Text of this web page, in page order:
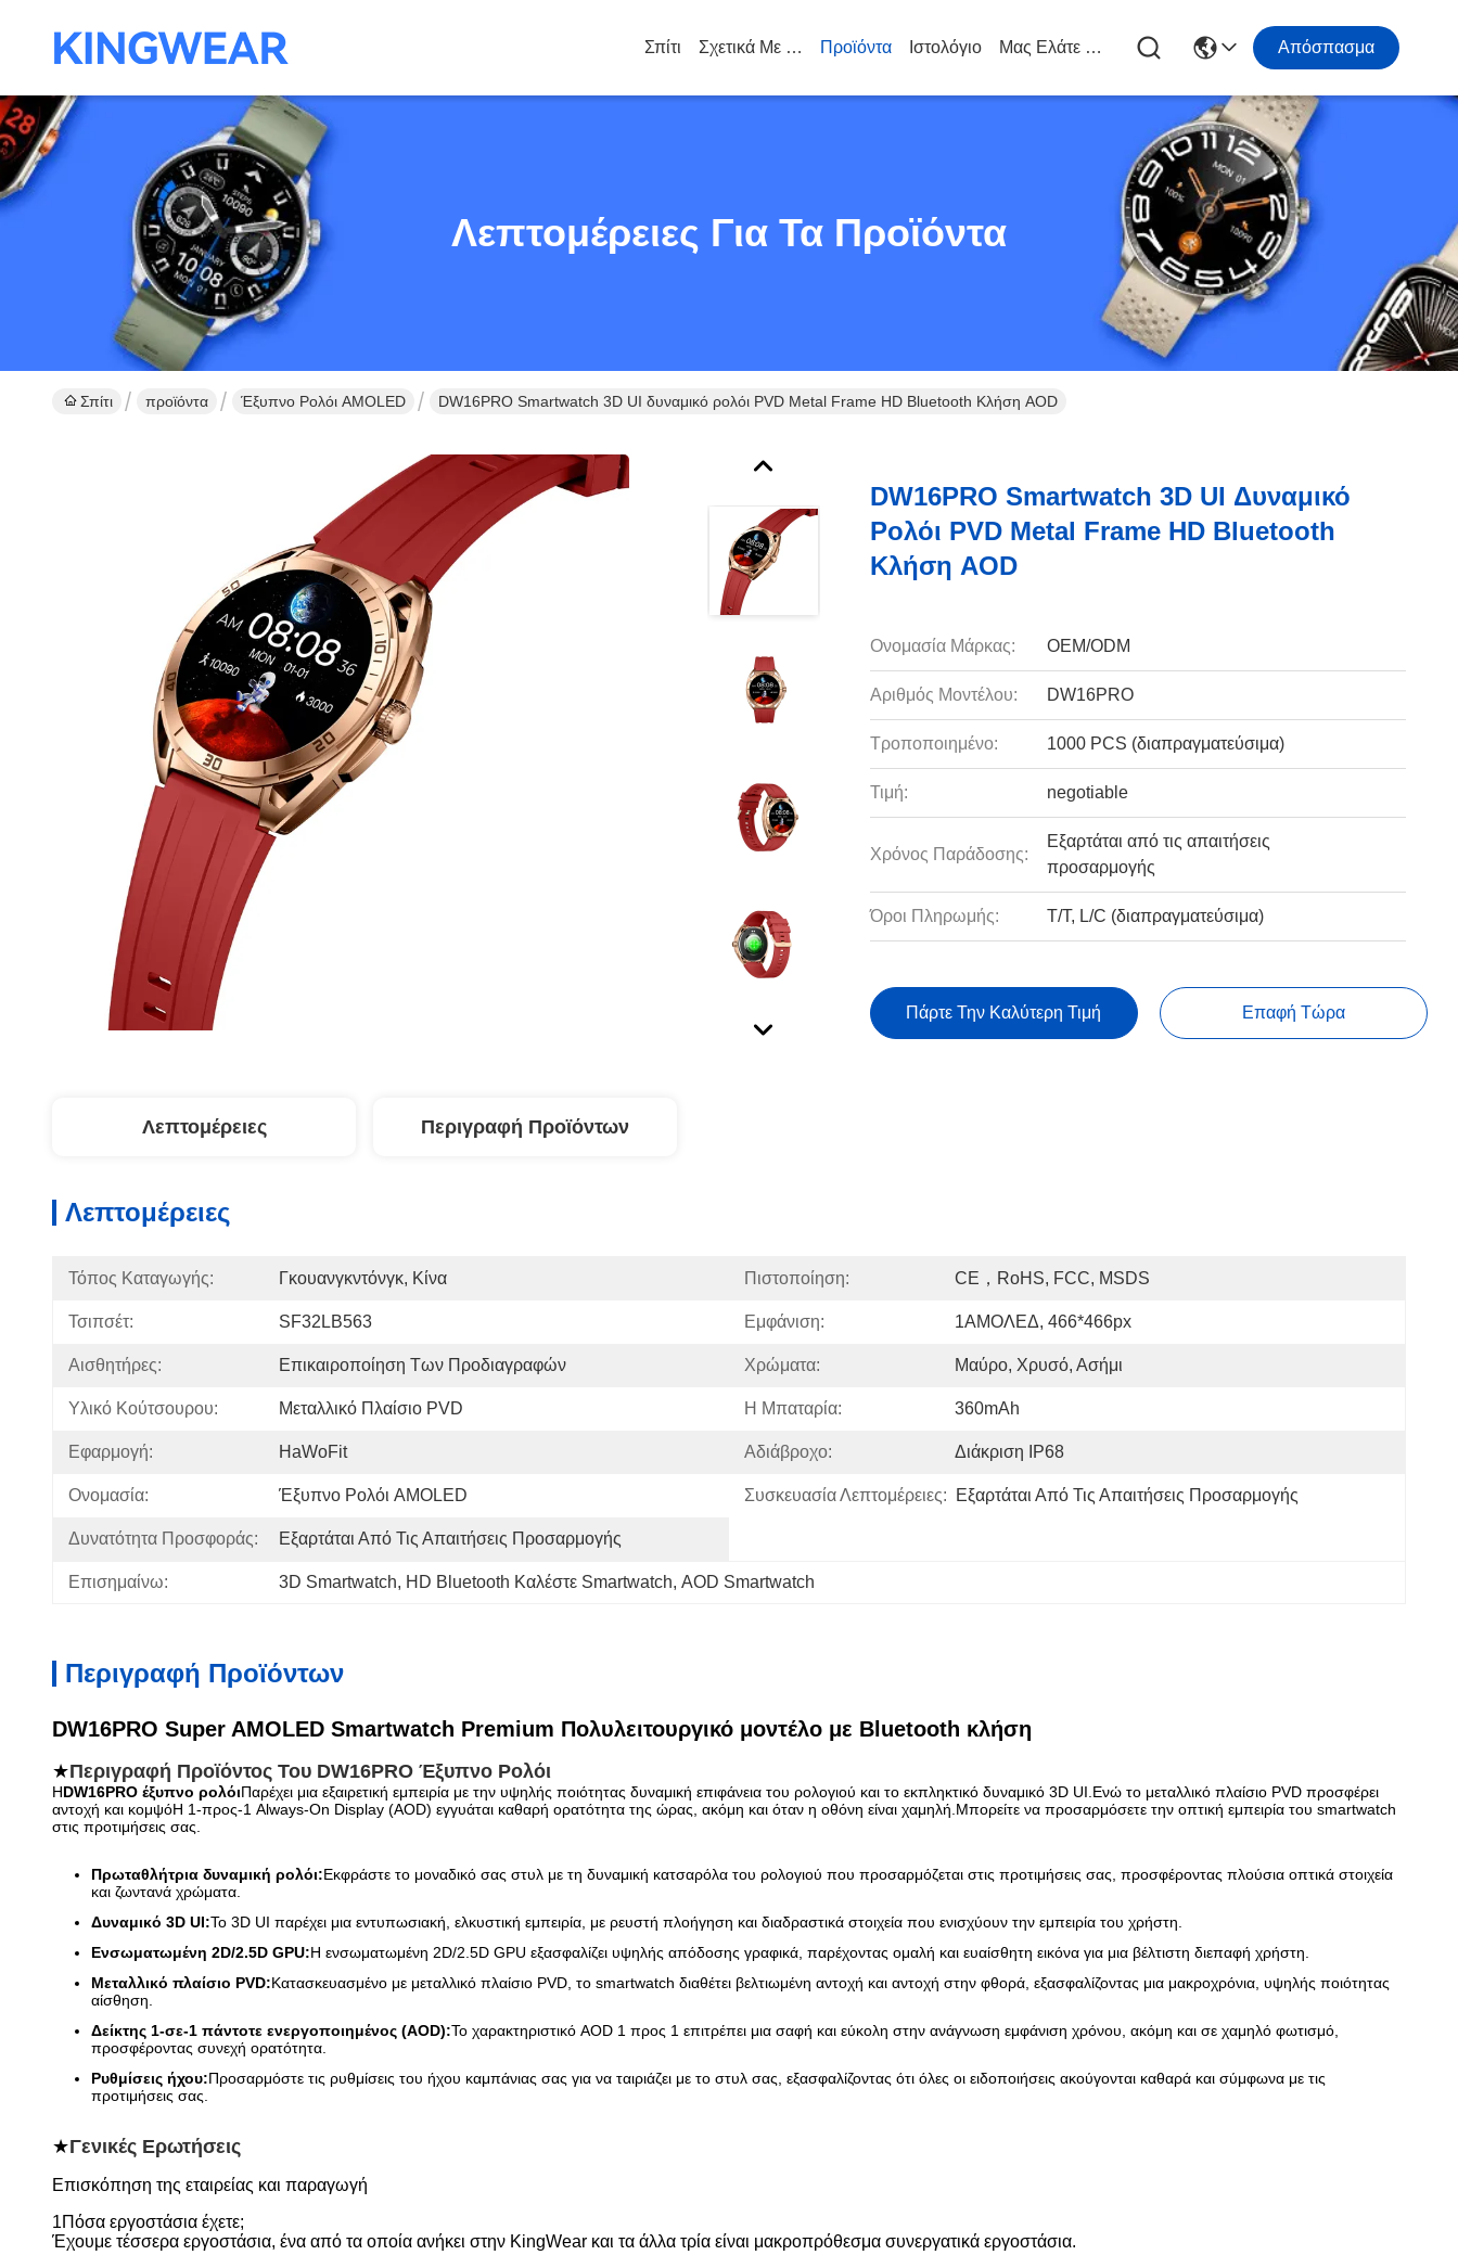
Σπίτι Σχετικά Με Εμάς Προϊόντα Ιστολόγιο Μας Ελάτε Σε Επαφή Με Απόσπασμα
Λεπτομέρειες Για Τα Προϊόντα
Σπίτι προϊόντα Έξυπνο Ρολόι AMOLED DW16PRO Smartwatch 3D UI δυναμικό ρολόι PVD Metal Frame HD Bluetooth Κλήση AOD
DW16PRO Smartwatch 3D UI Δυναμικό
Ρολόι PVD Metal Frame HD Bluetooth
Κλήση AOD
Ονομασία Μάρκας: OEM/ODM
Αριθμός Μοντέλου: DW16PRO
Τροποποιημένο: 1000 PCS (διαπραγματεύσιμα)
Τιμή: negotiable
Χρόνος Παράδοσης:
Εξαρτάται από τις απαιτήσεις
προσαρμογής
Όροι Πληρωμής: Τ/Τ, L/C (διαπραγματεύσιμα)
Πάρτε Την Καλύτερη Τιμή Επαφή Τώρα
Λεπτομέρειες Περιγραφή Προϊόντων
Λεπτομέρειες
Τόπος Καταγωγής: Γκουανγκντόνγκ, Κίνα Πιστοποίηση: CE，RoHS, FCC, MSDS
Τσιπσέτ: SF32LB563 Εμφάνιση: 1ΑΜΟΛΕΔ, 466*466px
Αισθητήρες: Επικαιροποίηση Των Προδιαγραφών Χρώματα: Μαύρο, Χρυσό, Ασήμι
Υλικό Κούτσουρου: Μεταλλικό Πλαίσιο PVD Η Μπαταρία: 360mAh
Εφαρμογή: HaWoFit Αδιάβροχο: Διάκριση IP68
Ονομασία: Έξυπνο Ρολόι AMOLED Συσκευασία Λεπτομέρειες: Εξαρτάται Από Τις Απαιτήσεις Προσαρμογής
Δυνατότητα Προσφοράς: Εξαρτάται Από Τις Απαιτήσεις Προσαρμογής
Επισημαίνω: 3D Smartwatch, HD Bluetooth Καλέστε Smartwatch, AOD Smartwatch
Περιγραφή Προϊόντων
DW16PRO Super AMOLED Smartwatch Premium Πολυλειτουργικό μοντέλο με Bluetooth κλήση
★Περιγραφή Προϊόντος Του DW16PRO Έξυπνο Ρολόι
ΗDW16PRO έξυπνο ρολόιΠαρέχει μια εξαιρετική εμπειρία με την υψηλής ποιότητας δυναμική επιφάνεια του ρολογιού και το εκπληκτικό δυναμικό 3D UI.Ενώ το μεταλλικό πλαίσιο PVD προσφέρει
αντοχή και κομψόΗ 1-προς-1 Always-On Display (AOD) εγγυάται καθαρή ορατότητα της ώρας, ακόμη και όταν η οθόνη είναι χαμηλή.Μπορείτε να προσαρμόσετε την οπτική εμπειρία του smartwatch
στις προτιμήσεις σας.
Πρωταθλήτρια δυναμική ρολόι:Εκφράστε το μοναδικό σας στυλ με τη δυναμική κατσαρόλα του ρολογιού που προσαρμόζεται στις προτιμήσεις σας, προσφέροντας πλούσια οπτικά στοιχεία
και ζωντανά χρώματα.
Δυναμικό 3D UI:Το 3D UI παρέχει μια εντυπωσιακή, ελκυστική εμπειρία, με ρευστή πλοήγηση και διαδραστικά στοιχεία που ενισχύουν την εμπειρία του χρήστη.
Ενσωματωμένη 2D/2.5D GPU:Η ενσωματωμένη 2D/2.5D GPU εξασφαλίζει υψηλής απόδοσης γραφικά, παρέχοντας ομαλή και ευαίσθητη εικόνα για μια βέλτιστη διεπαφή χρήστη.
Μεταλλικό πλαίσιο PVD:Κατασκευασμένο με μεταλλικό πλαίσιο PVD, το smartwatch διαθέτει βελτιωμένη αντοχή και αντοχή στην φθορά, εξασφαλίζοντας μια μακροχρόνια, υψηλής ποιότητας
αίσθηση.
Δείκτης 1-σε-1 πάντοτε ενεργοποιημένος (AOD):Το χαρακτηριστικό AOD 1 προς 1 επιτρέπει μια σαφή και εύκολη στην ανάγνωση εμφάνιση χρόνου, ακόμη και σε χαμηλό φωτισμό,
προσφέροντας συνεχή ορατότητα.
Ρυθμίσεις ήχου:Προσαρμόστε τις ρυθμίσεις του ήχου καμπάνιας σας για να ταιριάζει με το στυλ σας, εξασφαλίζοντας ότι όλες οι ειδοποιήσεις ακούγονται καθαρά και σύμφωνα με τις
προτιμήσεις σας.
★Γενικές Ερωτήσεις
Επισκόπηση της εταιρείας και παραγωγή
1Πόσα εργοστάσια έχετε;
Έχουμε τέσσερα εργοστάσια, ένα από τα οποία ανήκει στην KingWear και τα άλλα τρία είναι μακροπρόθεσμα συνεργατικά εργοστάσια.